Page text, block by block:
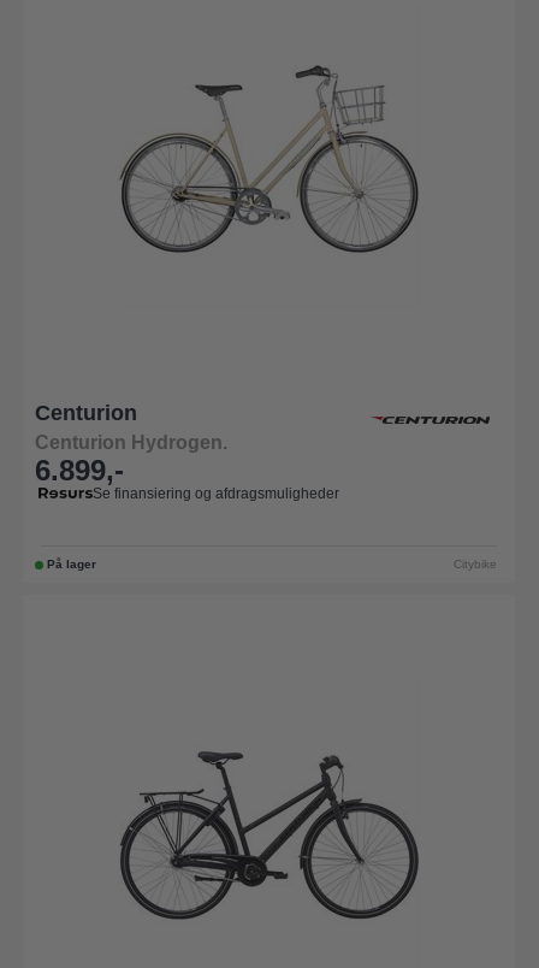
Centurion
Centurion Hydrogen.
6.899,-
Se finansiering og afdragsmuligheder
På lager Citybike